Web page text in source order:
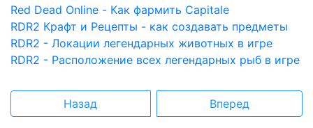
Red Dead Online - Как фармить Capitale
RDR2 Крафт и Рецепты - как создавать предметы
RDR2 - Локации легендарных животных в игре
RDR2 - Расположение всех легендарных рыб в игре
Назад Вперед